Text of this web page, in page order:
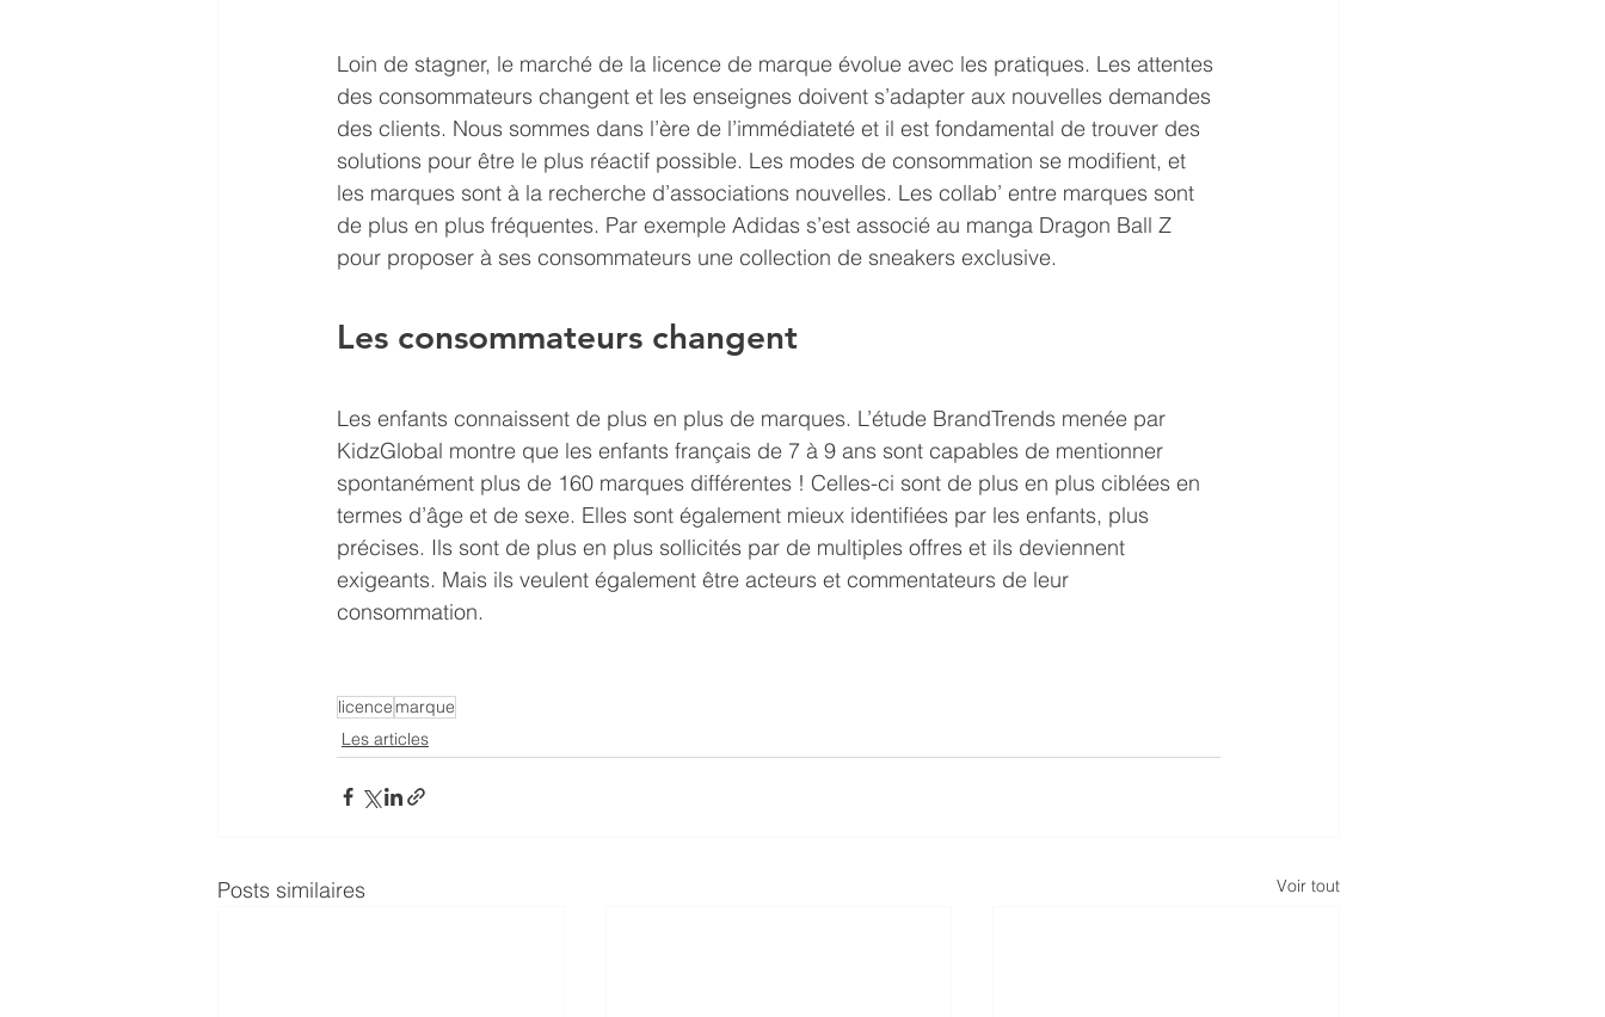
Loin de stagner, le marché de la licence de marque évolue avec les pratiques. Les attentes
des consommateurs changent et les enseignes doivent s’adapter aux nouvelles demandes
des clients. Nous sommes dans l’ère de l’immédiateté et il est fondamental de trouver des
solutions pour être le plus réactif possible. Les modes de consommation se modifient, et
les marques sont à la recherche d’associations nouvelles. Les collab’ entre marques sont
de plus en plus fréquentes. Par exemple Adidas s’est associé au manga Dragon Ball Z
pour proposer à ses consommateurs une collection de sneakers exclusive.
Les consommateurs changent
Les enfants connaissent de plus en plus de marques. L’étude BrandTrends menée par
KidzGlobal montre que les enfants français de 7 à 9 ans sont capables de mentionner
spontanément plus de 160 marques différentes ! Celles-ci sont de plus en plus ciblées en
termes d’âge et de sexe. Elles sont également mieux identifiées par les enfants, plus
précises. Ils sont de plus en plus sollicités par de multiples offres et ils deviennent
exigeants. Mais ils veulent également être acteurs et commentateurs de leur
consommation.
licence marque
Les articles
Posts similaires Voir tout